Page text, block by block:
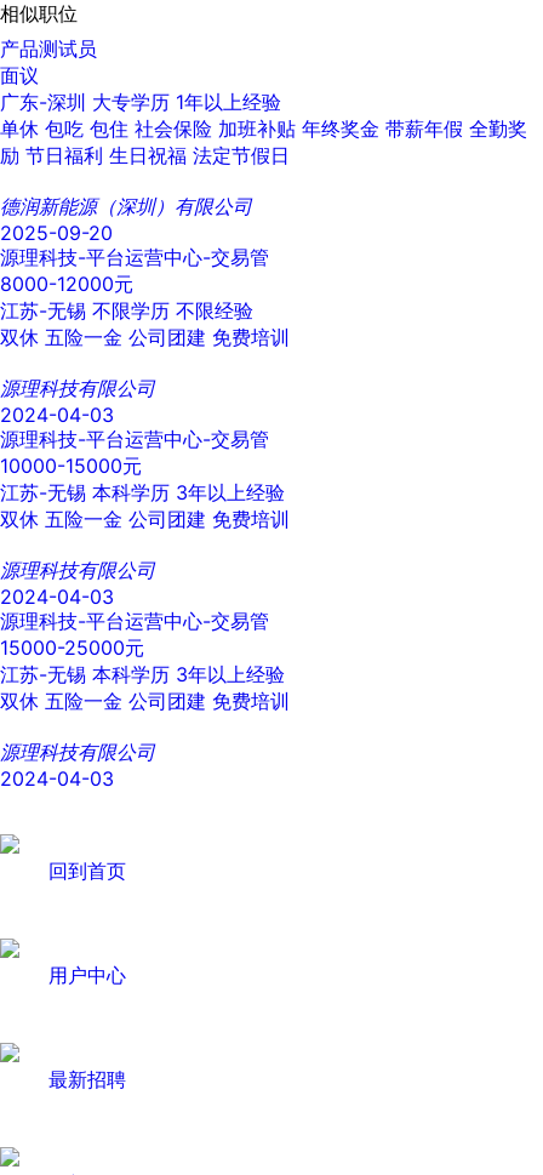
相似职位
产品测试员
面议
广东-深圳 大专学历 1年以上经验
单休 包吃 包住 社会保险 加班补贴 年终奖金 带薪年假 全勤奖
励 节日福利 生日祝福 法定节假日
德润新能源（深圳）有限公司
2025-09-20
源理科技-平台运营中心-交易管
8000-12000元
江苏-无锡 不限学历 不限经验
双休 五险一金 公司团建 免费培训
源理科技有限公司
2024-04-03
源理科技-平台运营中心-交易管
10000-15000元
江苏-无锡 本科学历 3年以上经验
双休 五险一金 公司团建 免费培训
源理科技有限公司
2024-04-03
源理科技-平台运营中心-交易管
15000-25000元
江苏-无锡 本科学历 3年以上经验
双休 五险一金 公司团建 免费培训
源理科技有限公司
2024-04-03
回到首页
用户中心
最新招聘